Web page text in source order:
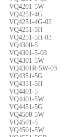
VQ4201-5W
VQ4251-4G
VQ4251-4G-02
VQ4251-5H
VQ4251-5H-03
VQ4300-5
VQ4301-5-03
VQ4301-5W
VQ4301R-5W-03
VQ4351-5G
VQ4351-5H
VQ4401-5
VQ4401-5W
VQ4451-5G
VQ4500-5W
VQ4501-5
VQ4501-5W